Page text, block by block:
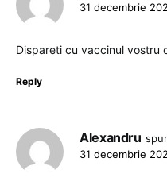
31 decembrie
Dispareti cu vaccinul vostru
Reply
Alexandru
31 decembrie